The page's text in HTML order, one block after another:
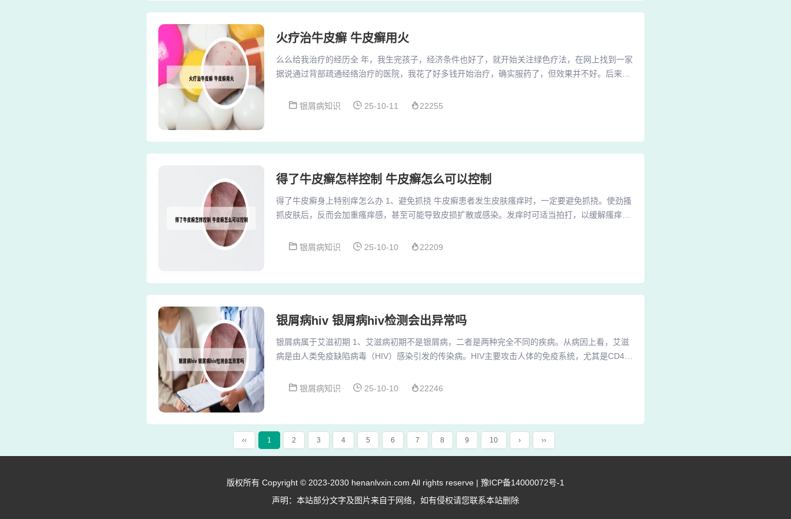
火疗治牛皮癣 牛皮癣用火
么么给我治疗的经历全 年，我生完孩子，经济条件也好了，就开始关注绿色疗法，在网上找到一家
据说通过背部疏通经络治疗的医院，我花了好多钱开始治疗，确实服药了，但效果并不好。后来，
并不好。后来，我又尝试了火疗，用在头部也有效果，但复发太快。鉴于这种方法不需要内服药，
银屑病知识 25-10-11 22255
得了牛皮癣怎样控制 牛皮癣怎么可以控制
得了牛皮癣身上特别痒怎么办 1、避免抓挠 牛皮癣患者发生皮肤瘙痒时，一定要避免抓挠。使劲搔
抓皮肤后，反而会加重瘙痒感，甚至可能导致皮损扩散或感染。发痒时可适当拍打，以缓解瘙痒
持皮肤湿润：使用无刺激的保湿剂（如含尿素、神经酰胺的产品），洗澡后立即涂抹，重点护理腿
银屑病知识 25-10-10 22209
银屑病hiv 银屑病hiv检测会出异常吗
银屑病属于艾滋初期 1、艾滋病初期不是银屑病，二者是两种完全不同的疾病。从病因上看，艾滋
病是由人类免疫缺陷病毒（HIV）感染引发的传染病。HIV主要攻击人体的免疫系统，尤其是CD4+
艾滋病在病因、传播、病理及临床表现上均无关联，银屑病不属于艾滋病的任何阶段，包括初期。
银屑病知识 25-10-10 22246
‹‹ 1 2 3 4 5 6 7 8 9 10 › ››
版权所有 Copyright © 2023-2030 henanlvxin.com All rights reserve | 豫ICP备14000072号-1
声明：本站部分文字及图片来自于网络，如有侵权请您联系本站删除